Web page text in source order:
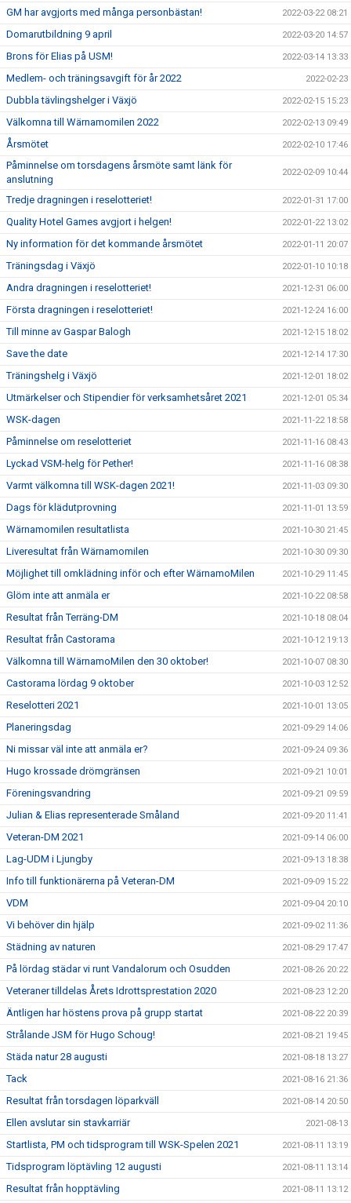
GM har avgjorts med många personbästan! 2022-03-22 08:21
Domarutbildning 9 april 2022-03-20 14:57
Brons för Elias på USM! 2022-03-14 13:33
Medlem- och träningsavgift för år 2022 2022-02-23
Dubbla tävlingshelger i Växjö 2022-02-15 15:23
Välkomna till Wärnamomilen 2022 2022-02-13 09:49
Årsmötet 2022-02-10 17:46
Påminnelse om torsdagens årsmöte samt länk för
anslutning
2022-02-09 10:44
Tredje dragningen i reselotteriet! 2022-01-31 17:00
Quality Hotel Games avgjort i helgen! 2022-01-22 13:02
Ny information för det kommande årsmötet 2022-01-11 20:07
Träningsdag i Växjö 2022-01-10 10:18
Andra dragningen i reselotteriet! 2021-12-31 06:00
Första dragningen i reselotteriet! 2021-12-24 16:00
Till minne av Gaspar Balogh 2021-12-15 18:02
Save the date 2021-12-14 17:30
Träningshelg i Växjö 2021-12-01 18:02
Utmärkelser och Stipendier för verksamhetsåret 2021 2021-12-01 05:34
WSK-dagen 2021-11-22 18:58
Påminnelse om reselotteriet 2021-11-16 08:43
Lyckad VSM-helg för Pether! 2021-11-16 08:38
Varmt välkomna till WSK-dagen 2021! 2021-11-03 09:30
Dags för klädutprovning 2021-11-01 13:59
Wärnamomilen resultatlista 2021-10-30 21:45
Liveresultat från Wärnamomilen 2021-10-30 09:30
Möjlighet till omklädning inför och efter WärnamoMilen 2021-10-29 11:45
Glöm inte att anmäla er 2021-10-22 08:58
Resultat från Terräng-DM 2021-10-18 08:04
Resultat från Castorama 2021-10-12 19:13
Välkomna till WärnamoMilen den 30 oktober! 2021-10-07 08:30
Castorama lördag 9 oktober 2021-10-03 12:52
Reselotteri 2021 2021-10-01 13:05
Planeringsdag 2021-09-29 14:06
Ni missar väl inte att anmäla er? 2021-09-24 09:36
Hugo krossade drömgränsen 2021-09-21 10:01
Föreningsvandring 2021-09-21 09:59
Julian & Elias representerade Småland 2021-09-20 11:41
Veteran-DM 2021 2021-09-14 06:00
Lag-UDM i Ljungby 2021-09-13 18:38
Info till funktionärerna på Veteran-DM 2021-09-09 15:22
VDM 2021-09-04 20:10
Vi behöver din hjälp 2021-09-02 11:36
Städning av naturen 2021-08-29 17:47
På lördag städar vi runt Vandalorum och Osudden 2021-08-26 20:22
Veteraner tilldelas Årets Idrottsprestation 2020 2021-08-23 12:20
Äntligen har höstens prova på grupp startat 2021-08-22 20:39
Strålande JSM för Hugo Schoug! 2021-08-21 19:45
Städa natur 28 augusti 2021-08-18 13:27
Tack 2021-08-16 21:36
Resultat från torsdagen löparkväll 2021-08-14 20:50
Ellen avslutar sin stavkarriär 2021-08-13
Startlista, PM och tidsprogram till WSK-Spelen 2021 2021-08-11 13:19
Tidsprogram löptävling 12 augusti 2021-08-11 13:14
Resultat från hopptävling 2021-08-11 13:12